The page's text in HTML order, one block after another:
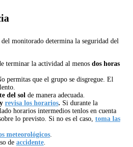
monitorado determina la seguridad del
terminar la actividad al menos dos horas
permitas que el grupo se disgregue. El
del sol de manera adecuada.
revisa los horarios. Si durante la
horarios intermedios tenlos en cuenta
lo previsto. Si no es el caso, toma las
meteorológicos.
de accidente.